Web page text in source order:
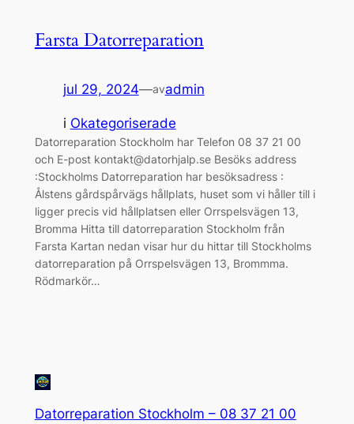
Farsta Datorreparation
jul 29, 2024—avadmin
i Okategoriserade
Datorreparation Stockholm har Telefon 08 37 21 00
och E-post kontakt@datorhjalp.se Besöks address
:Stockholms Datorreparation har besöksadress :
Ålstens gårdspårvägs hållplats, huset som vi håller till i
ligger precis vid hållplatsen eller Orrspelsvägen 13,
Bromma Hitta till datorreparation Stockholm från
Farsta Kartan nedan visar hur du hittar till Stockholms
datorreparation på Orrspelsvägen 13, Brommma.
Rödmarkör…
Datorreparation Stockholm – 08 37 21 00